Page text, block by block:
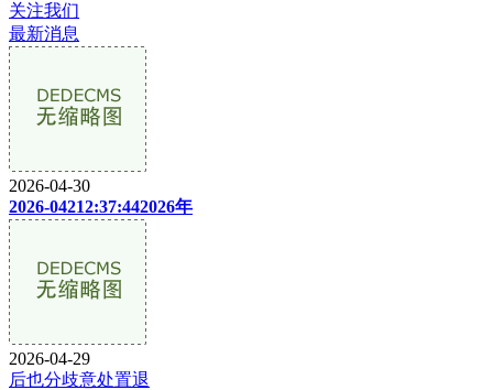
关注我们
最新消息
2026-04-30
2026-04212:37:442026年
2026-04-29
后也分歧意处置退